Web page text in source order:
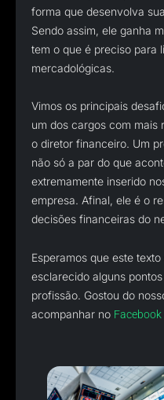
forma que desenvolva
Sendo assim, ele ganha
tem o que é preciso para
mercadológicas.
Vimos os principais
um dos cargos com mais
o diretor financeiro. Um
não só a par do que
extremamente inserido
empresa. Afinal, ele é o
decisões financeiras do
Esperamos que este
esclarecido alguns
profissão. Gostou do
acompanhar no Facebook